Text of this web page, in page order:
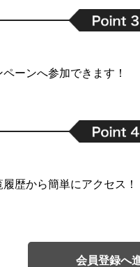
ーンへ参加できます！
歴から簡単にアクセス！
会員登録へ